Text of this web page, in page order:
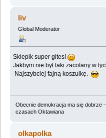
liv
Global Moderator
Sklepik super gites!
Jakbym nie był taki zacofany w
Najszybciej fajną koszulkę.
Obecnie demokracja ma się dobrze
czasach Oktawiana
olkapolka